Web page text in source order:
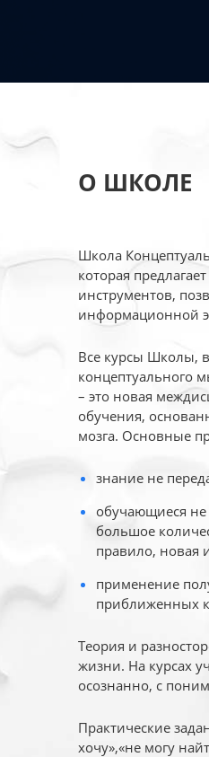
О ШКОЛЕ
Школа
которая
инструментов,
информационной
Все курсы Школы,
концептуального
– это новая
обучения,
мозга. Основные
знание не
обучающиеся
большое
правило, новая
применение
приближенных
Теория и
жизни. На курсах
осознанно, с
Практические
хочу»,«не могу